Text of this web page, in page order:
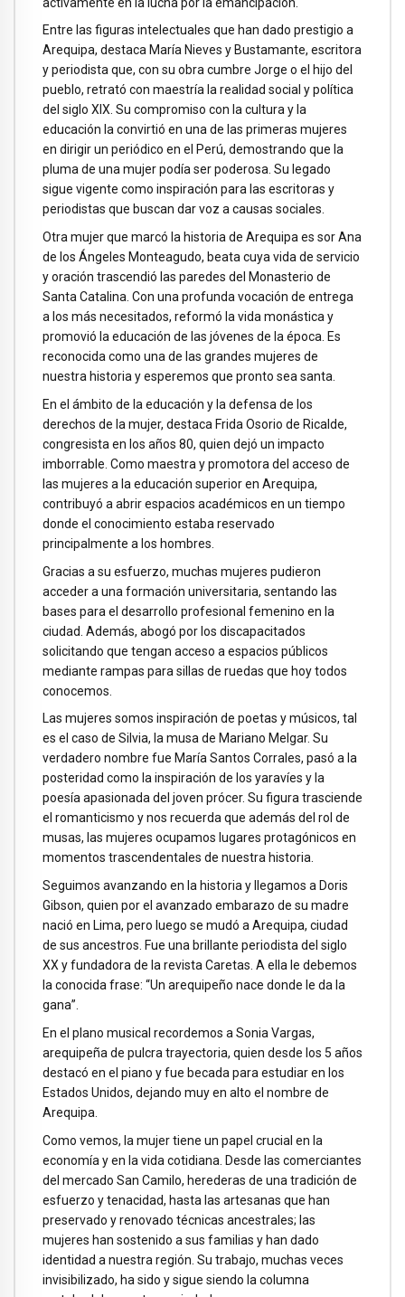
Entre las figuras intelectuales que han dado prestigio a
Arequipa, destaca María Nieves y Bustamante, escritora
y periodista que, con su obra cumbre Jorge o el hijo del
pueblo, retrató con maestría la realidad social y política
del siglo XIX. Su compromiso con la cultura y la
educación la convirtió en una de las primeras mujeres
en dirigir un periódico en el Perú, demostrando que la
pluma de una mujer podía ser poderosa. Su legado
sigue vigente como inspiración para las escritoras y
periodistas que buscan dar voz a causas sociales.
Otra mujer que marcó la historia de Arequipa es sor Ana
de los Ángeles Monteagudo, beata cuya vida de servicio
y oración trascendió las paredes del Monasterio de
Santa Catalina. Con una profunda vocación de entrega
a los más necesitados, reformó la vida monástica y
promovió la educación de las jóvenes de la época. Es
reconocida como una de las grandes mujeres de
nuestra historia y esperemos que pronto sea santa.
En el ámbito de la educación y la defensa de los
derechos de la mujer, destaca Frida Osorio de Ricalde,
congresista en los años 80, quien dejó un impacto
imborrable. Como maestra y promotora del acceso de
las mujeres a la educación superior en Arequipa,
contribuyó a abrir espacios académicos en un tiempo
donde el conocimiento estaba reservado
principalmente a los hombres.
Gracias a su esfuerzo, muchas mujeres pudieron
acceder a una formación universitaria, sentando las
bases para el desarrollo profesional femenino en la
ciudad. Además, abogó por los discapacitados
solicitando que tengan acceso a espacios públicos
mediante rampas para sillas de ruedas que hoy todos
conocemos.
Las mujeres somos inspiración de poetas y músicos, tal
es el caso de Silvia, la musa de Mariano Melgar. Su
verdadero nombre fue María Santos Corrales, pasó a la
posteridad como la inspiración de los yaravíes y la
poesía apasionada del joven prócer. Su figura trasciende
el romanticismo y nos recuerda que además del rol de
musas, las mujeres ocupamos lugares protagónicos en
momentos trascendentales de nuestra historia.
Seguimos avanzando en la historia y llegamos a Doris
Gibson, quien por el avanzado embarazo de su madre
nació en Lima, pero luego se mudó a Arequipa, ciudad
de sus ancestros. Fue una brillante periodista del siglo
XX y fundadora de la revista Caretas. A ella le debemos
la conocida frase: “Un arequipeño nace donde le da la
gana”.
En el plano musical recordemos a Sonia Vargas,
arequipeña de pulcra trayectoria, quien desde los 5 años
destacó en el piano y fue becada para estudiar en los
Estados Unidos, dejando muy en alto el nombre de
Arequipa.
Como vemos, la mujer tiene un papel crucial en la
economía y en la vida cotidiana. Desde las comerciantes
del mercado San Camilo, herederas de una tradición de
esfuerzo y tenacidad, hasta las artesanas que han
preservado y renovado técnicas ancestrales; las
mujeres han sostenido a sus familias y han dado
identidad a nuestra región. Su trabajo, muchas veces
invisibilizado, ha sido y sigue siendo la columna